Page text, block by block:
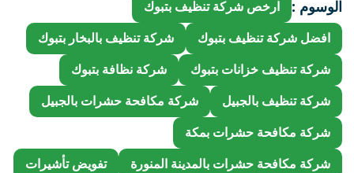
الوسوم :
ارخص شركة تنظيف بتبوك
افضل شركة تنظيف بتبوك
شركة تنظيف بالبخار بتبوك
شركة تنظيف خزانات بتبوك
شركة نظافة بتبوك
شركة تنظيف بالجبيل
شركة مكافحة حشرات بالجبيل
شركة مكافحة حشرات بمكة
شركة مكافحة حشرات بالمدينة المنورة
تفويض تأشيرات